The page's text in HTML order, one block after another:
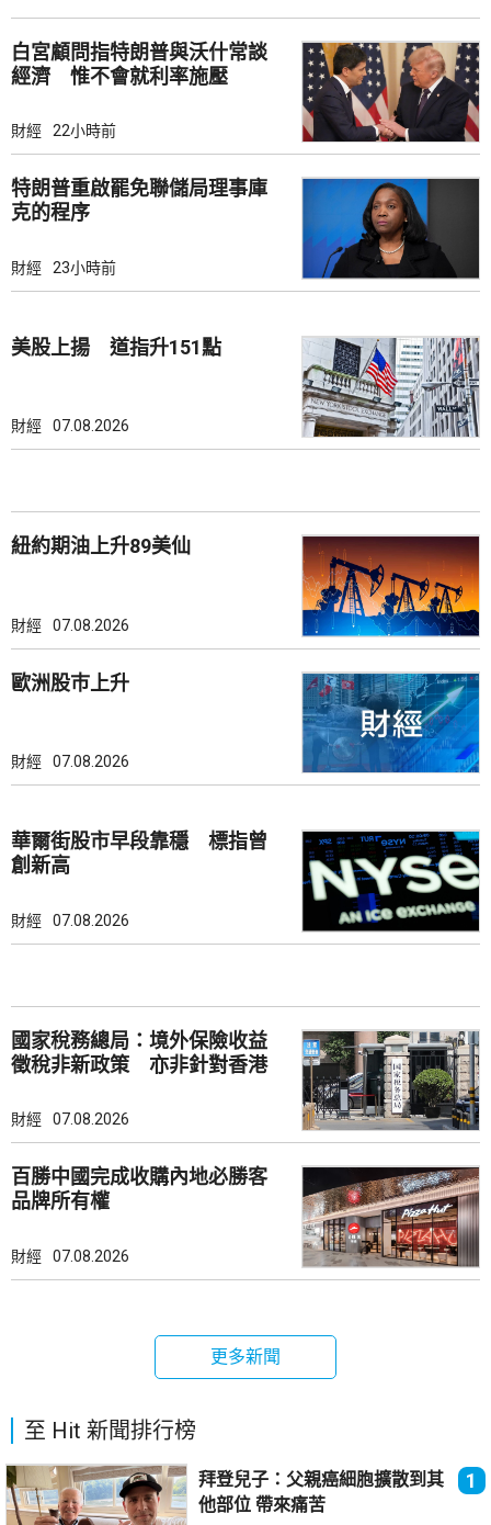
白宮顧問指特朗普與沃什常談
經濟 惟不會就利率施壓
財經 22小時前
特朗普重啟罷免聯儲局理事庫
克的程序
財經 23小時前
美股上揚 道指升151點
財經 07.08.2026
紐約期油上升89美仙
財經 07.08.2026
歐洲股巿上升
財經 07.08.2026
華爾街股市早段靠穩 標指曾
創新高
財經 07.08.2026
國家稅務總局：境外保險收益
徵稅非新政策 亦非針對香港
財經 07.08.2026
百勝中國完成收購內地必勝客
品牌所有權
財經 07.08.2026
更多新聞
至 Hit 新聞排行榜
拜登兒子：父親癌細胞擴散到其
他部位 帶來痛苦
1